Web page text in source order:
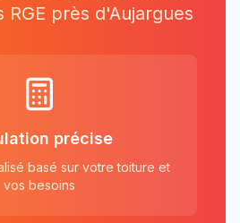
RGE près d'Aujargues
précise
basé sur votre toiture et
vos besoins